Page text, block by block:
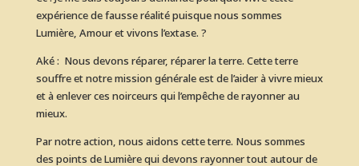
expérience de fausse réalité puisque nous sommes
Lumière, Amour et vivons l’extase. ?
Aké : Nous devons réparer, réparer la terre. Cette terre
souffre et notre mission générale est de l’aider à vivre mieux
et à enlever ces noirceurs qui l’empêche de rayonner au
mieux.
Par notre action, nous aidons cette terre. Nous sommes
des points de Lumière qui devons rayonner tout autour de